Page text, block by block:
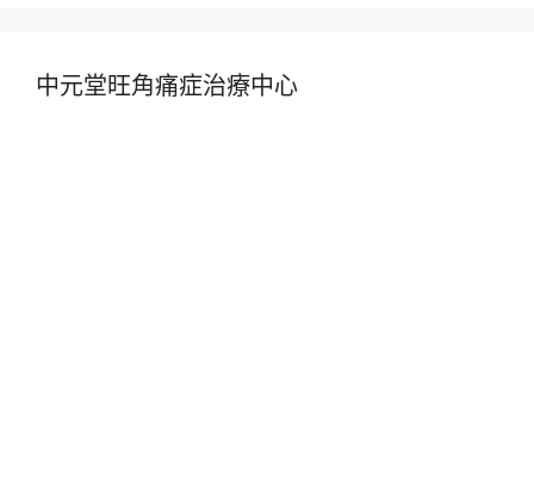
中元堂旺角痛症治療中心